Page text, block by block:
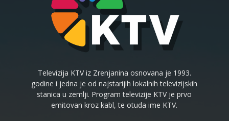
Televizija KTV iz Zrenjanina osnovana je 1993.
godine i jedna je od najstarijih lokalnih televizijskih
stanica u zemlji. Program televizije KTV je prvo
emitovan kroz kabl, te otuda ime KTV.